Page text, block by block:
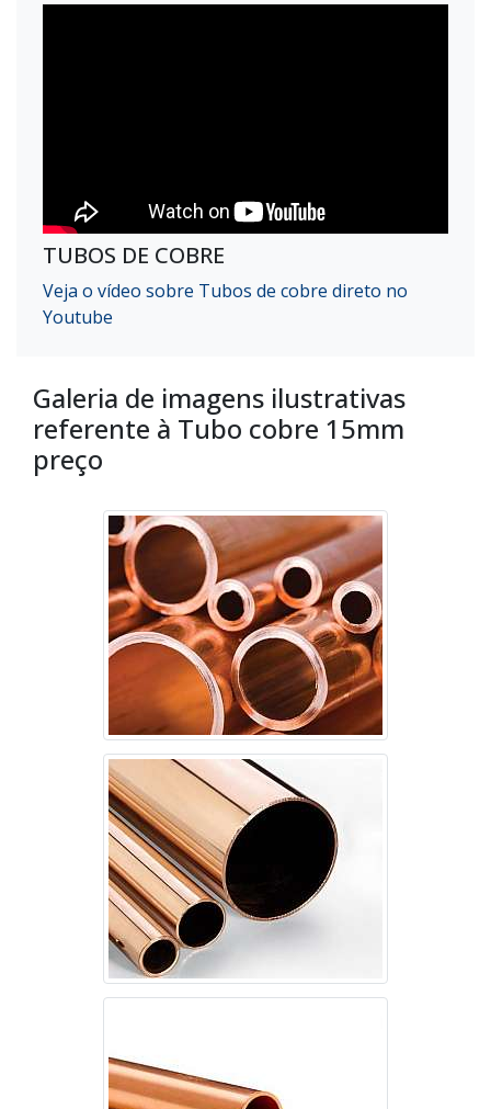
TUBOS DE COBRE
Veja o vídeo sobre Tubos de cobre direto no
Youtube
Galeria de imagens ilustrativas
referente à Tubo cobre 15mm
preço